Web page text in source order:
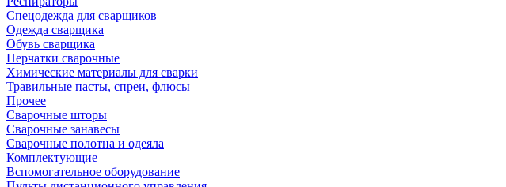
Спецодежда для сварщиков
Одежда сварщика
Обувь сварщика
Перчатки сварочные
Химические материалы для сварки
Травильные пасты, спреи, флюсы
Прочее
Сварочные шторы
Сварочные занавесы
Сварочные полотна и одеяла
Комплектующие
Вспомогательное оборудование